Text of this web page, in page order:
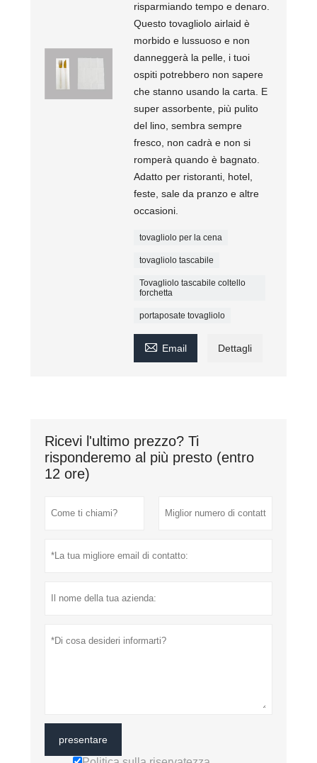
risparmiando tempo e denaro.
Questo tovagliolo airlaid è
morbido e lussuoso e non
danneggerà la pelle, i tuoi
ospiti potrebbero non sapere
che stanno usando la carta. E
super assorbente, più pulito
del lino, sembra sempre
fresco, non cadrà e non si
romperà quando è bagnato.
Adatto per ristoranti, hotel,
feste, sale da pranzo e altre
occasioni.
tovagliolo per la cena
tovagliolo tascabile
Tovagliolo tascabile coltello
forchetta
portaposate tovagliolo
 Email Dettagli
Ricevi l'ultimo prezzo? Ti
risponderemo al più presto (entro
12 ore)
presentare